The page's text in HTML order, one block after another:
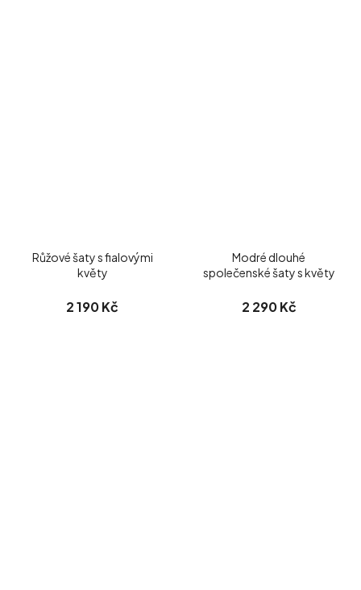
Růžové šaty s fialovými
květy
2 190 Kč
Modré dlouhé
společenské šaty s květy
2 290 Kč